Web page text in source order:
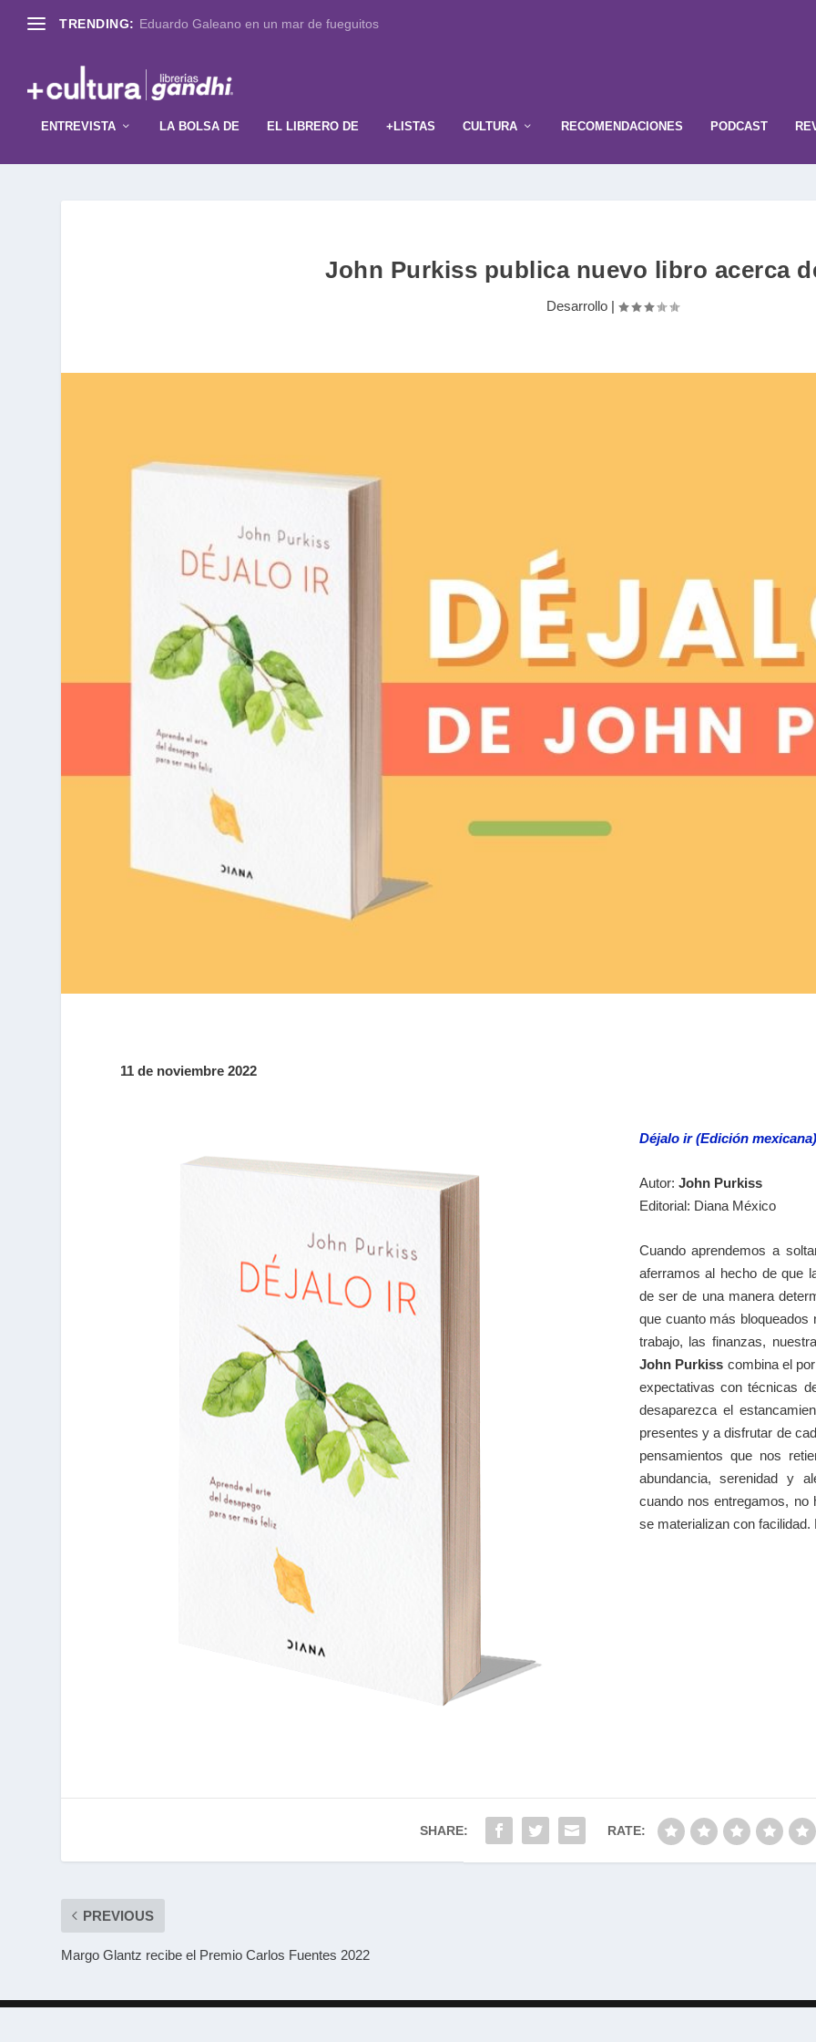
TRENDING: Eduardo Galeano en un mar de fueguitos
ENTREVISTA LA BOLSA DE EL LIBRERO DE +LISTAS CULTURA RECOMENDACIONES PODCAST
John Purkiss publica nuevo libro acerca
Desarrollo|
11 de noviembre 2022
Déjalo ir (Edición mexicana)
Autor: John Purkiss
Editorial: Diana México
Cuando aprendemos a
aferramos al hecho de que
de ser de una manera
que cuanto más
trabajo, las finanzas,
John Purkiss combina el
expectativas con técnicas
desaparezca el
presentes y a disfrutar de
pensamientos que nos
abundancia, serenidad y
cuando nos entregamos,
se materializan con
SHARE: RATE:
PREVIOUS
Margo Glantz recibe el Premio Carlos Fuentes 2022